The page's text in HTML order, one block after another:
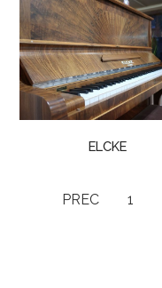
ELCKE
PREC 1